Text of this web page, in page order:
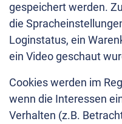
gespeichert werden.
die
Loginstatus, ein
ein Video geschaut
Cookies werden im
wenn die Interessen
Verhalten (z.B.